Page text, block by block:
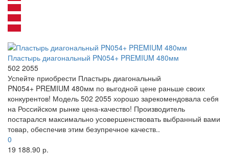
Пластырь диагональный PN054+ PREMIUM 480мм
502 2055
Успейте приобрести Пластырь диагональный
PN054+ PREMIUM 480мм по выгодной цене раньше своих
конкурентов! Модель 502 2055 хорошо зарекомендовала себя
на Российском рынке цена-качество! Производитель
постарался максимально усовершенствовать выбранный вами
товар, обеспечив этим безупречное качеств..
0
19 188.90 р.